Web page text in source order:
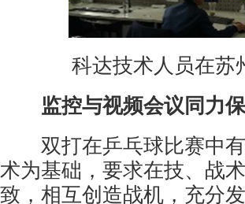
科达技术人员在苏
监控与视频会议同力
双打在乒乓球比赛中有
术为基础，要求在技、战
致，相互创造战机，充分